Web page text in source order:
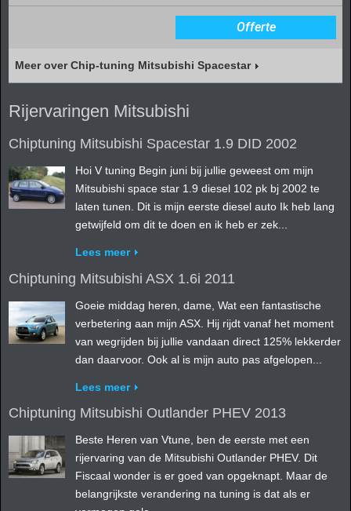
Offerte
Meer over Chip-tuning Mitsubishi Spacestar
Rijervaringen Mitsubishi
Chiptuning Mitsubishi Spacestar 1.9 DID 2002
Hoi V tuning Begin juni bij jullie geweest om mijn
Mitsubishi space star 1.9 diesel 102 pk bj 2002 te
laten tunen. Dit is mijn eerste diesel auto Ik heb lang
getwijfeld om dit te doen en ik heb er zek...
Lees meer
Chiptuning Mitsubishi ASX 1.6i 2011
Goeie middag heren, dame, Wat een fantastische
verbetering aan mijn ASX. Hij rijdt vanaf het moment
van wegrijden bij jullie vandaan direct 125% lekkerder
dan daarvoor. Ook al is mijn auto pas afgelopen...
Lees meer
Chiptuning Mitsubishi Outlander PHEV 2013
Beste Heren van Vtune, ben de eerste met een
rijervaring van de Mitsubishi Outlander PHEV. Dit
Fiscaal wonder is er goed van opgeknapt. Maar de
belangrijkste verandering na tuning is dat als er